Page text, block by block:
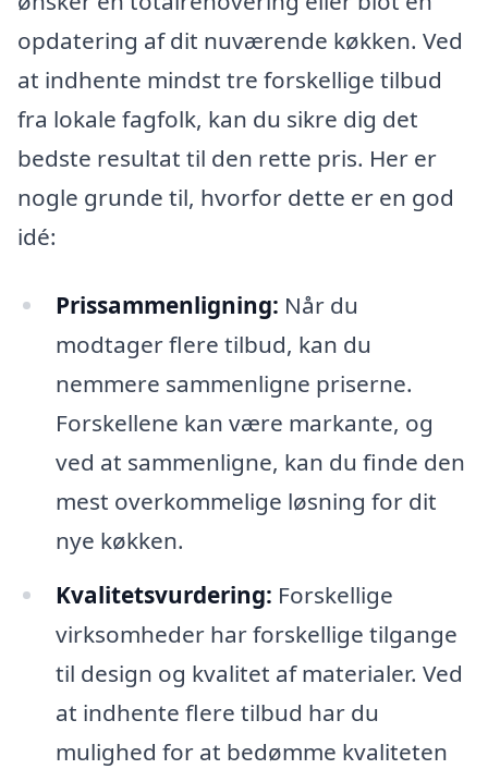
opdatering af dit nuværende køkken. Ved
at indhente mindst tre forskellige tilbud
fra lokale fagfolk, kan du sikre dig det
bedste resultat til den rette pris. Her er
nogle grunde til, hvorfor dette er en god
idé:
Prissammenligning: Når du
modtager flere tilbud, kan du
nemmere sammenligne priserne.
Forskellene kan være markante, og
ved at sammenligne, kan du finde den
mest overkommelige løsning for dit
nye køkken.
Kvalitetsvurdering: Forskellige
virksomheder har forskellige tilgange
til design og kvalitet af materialer. Ved
at indhente flere tilbud har du
mulighed for at bedømme kvaliteten